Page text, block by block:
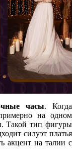
часы. Когда
на одном
Такой тип фигуры
силуэт платья
акцент на талии с